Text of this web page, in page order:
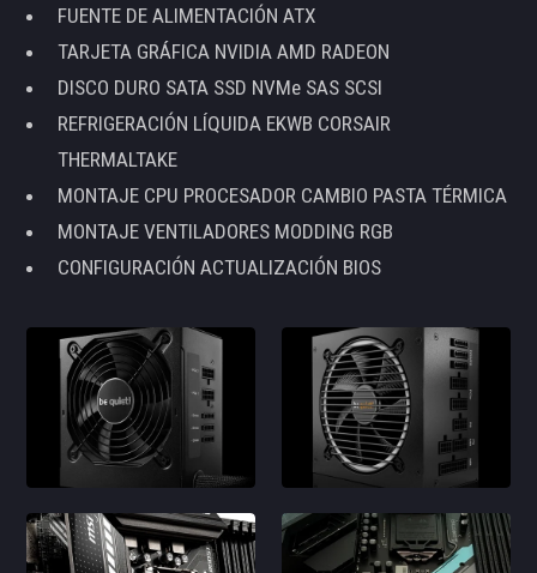
FUENTE DE ALIMENTACIÓN ATX
TARJETA GRÁFICA NVIDIA AMD RADEON
DISCO DURO SATA SSD NVMe SAS SCSI
REFRIGERACIÓN LÍQUIDA EKWB CORSAIR
THERMALTAKE
MONTAJE CPU PROCESADOR CAMBIO PASTA TÉRMICA
MONTAJE VENTILADORES MODDING RGB
CONFIGURACIÓN ACTUALIZACIÓN BIOS